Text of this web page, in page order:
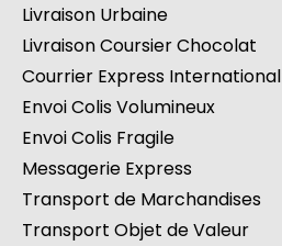
Livraison Urbaine
Livraison Coursier Chocolat
Courrier Express International
Envoi Colis Volumineux
Envoi Colis Fragile
Messagerie Express
Transport de Marchandises
Transport Objet de Valeur